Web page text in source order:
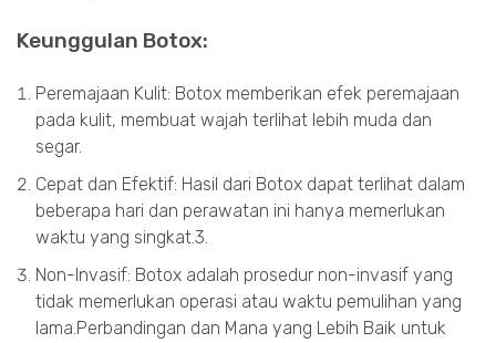
Keunggulan Botox:
Peremajaan Kulit: Botox memberikan efek peremajaan
pada kulit, membuat wajah terlihat lebih muda dan
segar.
Cepat dan Efektif: Hasil dari Botox dapat terlihat dalam
beberapa hari dan perawatan ini hanya memerlukan
waktu yang singkat.3.
Non-Invasif: Botox adalah prosedur non-invasif yang
tidak memerlukan operasi atau waktu pemulihan yang
lama.Perbandingan dan Mana yang Lebih Baik untuk